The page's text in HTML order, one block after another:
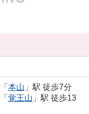
「 本山 」駅 徒歩7分
「 覚王山 」駅 徒歩13